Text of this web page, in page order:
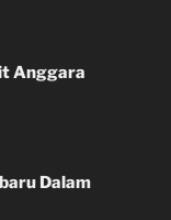
Anggara
Dalam